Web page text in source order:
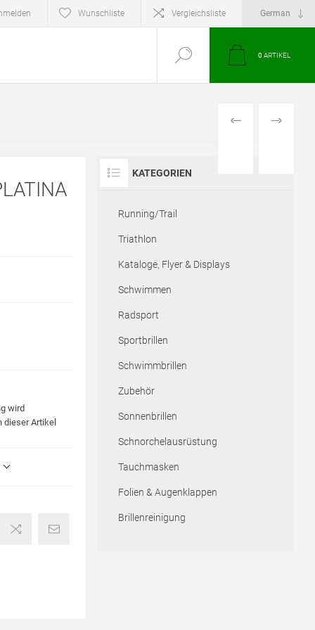
Wunschliste Vergleichsliste
0 ARTIKEL
VORHERIGES
wird
dieser Artikel
KATEGORIEN
Running/Trail
Triathlon
Kataloge, Flyer & Displays
Schwimmen
Radsport
Sportbrillen
Schwimmbrillen
Zubehör
Sonnenbrillen
Schnorchelausrüstung
Tauchmasken
Folien & Augenklappen
Brillenreinigung